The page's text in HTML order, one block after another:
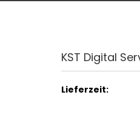
KST Digital
Lieferzeit: